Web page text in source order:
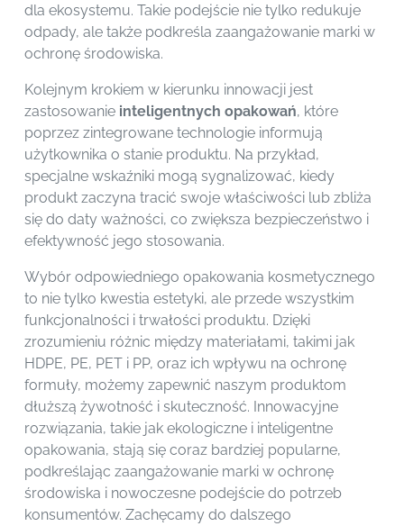
dla ekosystemu. Takie podejście nie tylko redukuje
odpady, ale także podkreśla zaangażowanie marki w
ochronę środowiska.
Kolejnym krokiem w kierunku innowacji jest
zastosowanie inteligentnych opakowań, które
poprzez zintegrowane technologie informują
użytkownika o stanie produktu. Na przykład,
specjalne wskaźniki mogą sygnalizować, kiedy
produkt zaczyna tracić swoje właściwości lub zbliża
się do daty ważności, co zwiększa bezpieczeństwo i
efektywność jego stosowania.
Wybór odpowiedniego opakowania kosmetycznego
to nie tylko kwestia estetyki, ale przede wszystkim
funkcjonalności i trwałości produktu. Dzięki
zrozumieniu różnic między materiałami, takimi jak
HDPE, PE, PET i PP, oraz ich wpływu na ochronę
formuły, możemy zapewnić naszym produktom
dłuższą żywotność i skuteczność. Innowacyjne
rozwiązania, takie jak ekologiczne i inteligentne
opakowania, stają się coraz bardziej popularne,
podkreślając zaangażowanie marki w ochronę
środowiska i nowoczesne podejście do potrzeb
konsumentów. Zachęcamy do dalszego